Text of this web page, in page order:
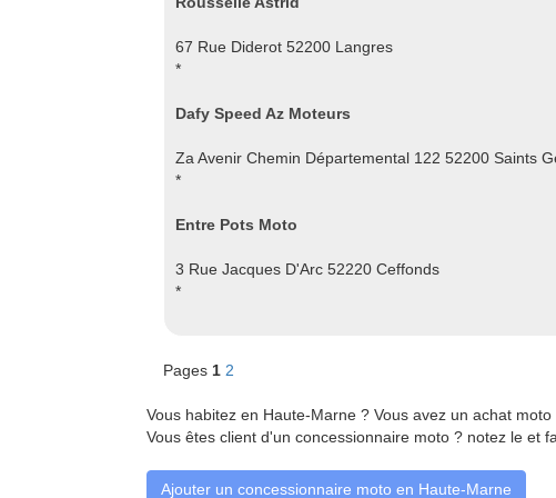
67 Rue Diderot 52200 Langres
*
Dafy Speed Az Moteurs
Za Avenir Chemin Départemental 122 52200 Saints
*
Entre Pots Moto
3 Rue Jacques D'Arc 52220 Ceffonds
*
Pages 1 2
Vous habitez en Haute-Marne ? Vous avez un achat
Vous êtes client d'un concessionnaire moto ? notez le et
Ajouter un concessionnaire moto en Haute-Marne